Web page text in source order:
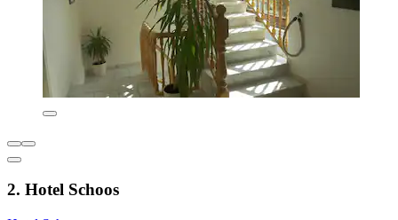
2. Hotel Schoos